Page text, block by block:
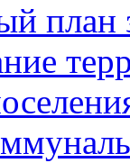
план